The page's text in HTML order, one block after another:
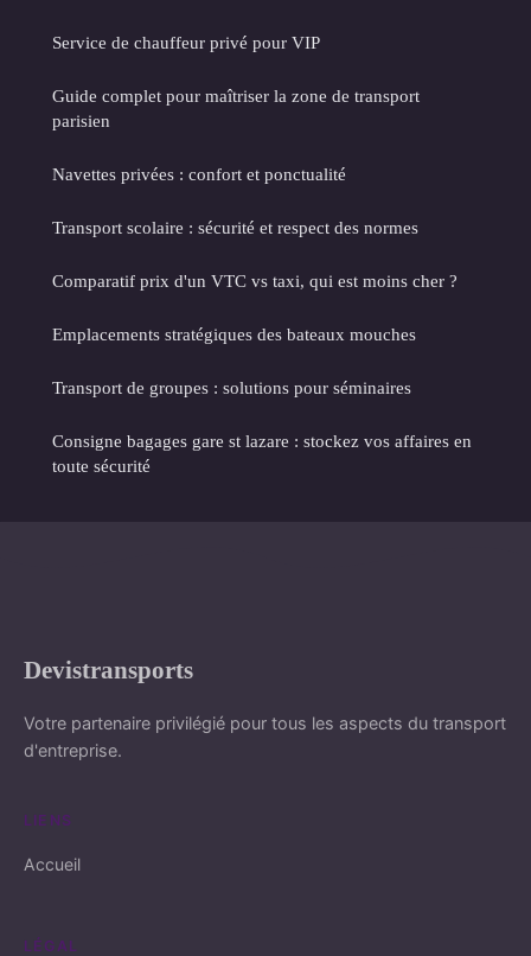
Service de chauffeur privé pour VIP
Guide complet pour maîtriser la zone de transport
parisien
Navettes privées : confort et ponctualité
Transport scolaire : sécurité et respect des normes
Comparatif prix d'un VTC vs taxi, qui est moins cher ?
Emplacements stratégiques des bateaux mouches
Transport de groupes : solutions pour séminaires
Consigne bagages gare st lazare : stockez vos affaires en
toute sécurité
Devistransports
Votre partenaire privilégié pour tous les aspects du transport
d'entreprise.
LIENS
Accueil
LÉGAL